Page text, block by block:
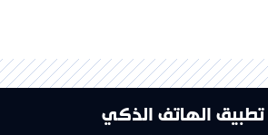
تطبيق الهاتف الذكي